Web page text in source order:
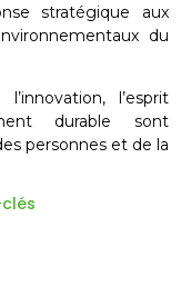
stratégique aux
du
l’esprit
durable sont
personnes et de la